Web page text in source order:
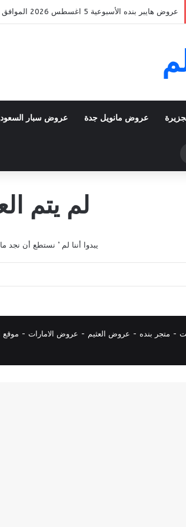
عروض هايبر بنده الأسبوعية 5 اغسطس 2026 الموافق 22 صفر 1448 Back To School
عروض مانويل جدة عروض سبار
لم يتم
يبدوا أننا لم ’ نستطع أن
- متجر بنده - عروض العثيم - عروض الامارات - موقع